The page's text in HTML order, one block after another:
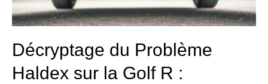
Décryptage du Problème
Haldex sur la Golf R :
Symptômes,
Causes
Solutions
Efficaces